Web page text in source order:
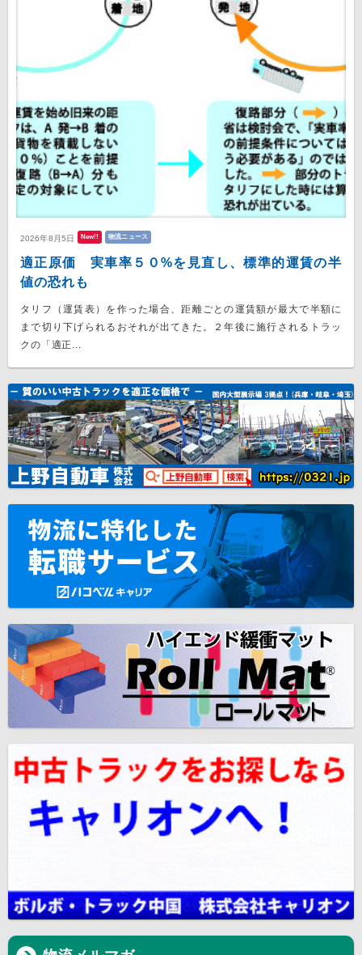
2026年8月5日 New!! 物流ニュース
適正原価 実車率５０%を見直し、標準的運賃の半
値の恐れも
タリフ（運賃表）を作った場合、距離ごとの運賃額が最大で半額に
まで切り下げられるおそれが出てきた。２年後に施行されるトラッ
クの「適正...